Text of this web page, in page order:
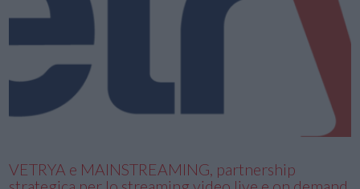
VETRYA e MAINSTREAMING, partnership